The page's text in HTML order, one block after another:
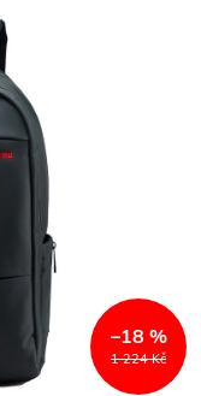
1 224 Kč
–18 %